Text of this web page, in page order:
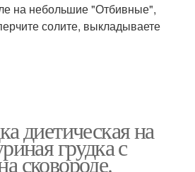
на небольшие "Отбивные",
солите, выкладываете
диетическая на
грудка с
сковороде.